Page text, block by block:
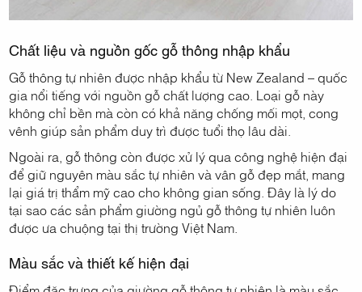
Chất liệu và nguồn gốc gỗ thông nhập khẩu
Gỗ thông tự nhiên được nhập khẩu từ New Zealand – quốc
gia nổi tiếng với nguồn gỗ chất lượng cao. Loại gỗ này
không chỉ bền mà còn có khả năng chống mối mọt, cong
vênh giúp sản phẩm duy trì được tuổi thọ lâu dài.
Ngoài ra, gỗ thông còn được xử lý qua công nghệ hiện đại
để giữ nguyên màu sắc tự nhiên và vân gỗ đẹp mắt, mang
lại giá trị thẩm mỹ cao cho không gian sống. Đây là lý do
tại sao các sản phẩm giường ngủ gỗ thông tự nhiên luôn
được ưa chuộng tại thị trường Việt Nam.
Màu sắc và thiết kế hiện đại